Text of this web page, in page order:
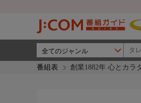
番組表 創業1882年 心とカラ